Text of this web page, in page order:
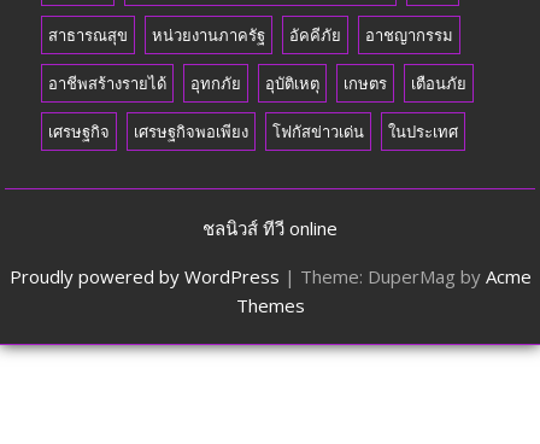
สาธารณสุข หน่วยงานภาครัฐ อัคคีภัย อาชญากรรม
อาชีพสร้างรายได้ อุทกภัย อุบัติเหตุ เกษตร เตือนภัย
เศรษฐกิจ เศรษฐกิจพอเพียง โฟกัสข่าวเด่น ในประเทศ
ชลนิวส์ ทีวี online
Proudly powered by WordPress | Theme: DuperMag by Acme
Themes